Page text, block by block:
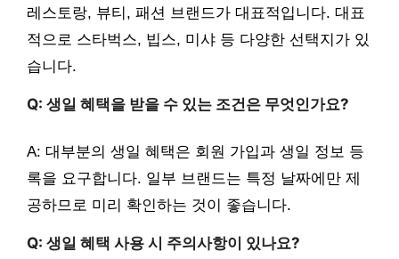
레스토랑, 뷰티, 패션 브랜드가 대표적입니다. 대표
적으로 스타벅스, 빕스, 미샤 등 다양한 선택지가 있
습니다.
Q: 생일 혜택을 받을 수 있는 조건은 무엇인가요?
A: 대부분의 생일 혜택은 회원 가입과 생일 정보 등
록을 요구합니다. 일부 브랜드는 특정 날짜에만 제
공하므로 미리 확인하는 것이 좋습니다.
Q: 생일 혜택 사용 시 주의사항이 있나요?